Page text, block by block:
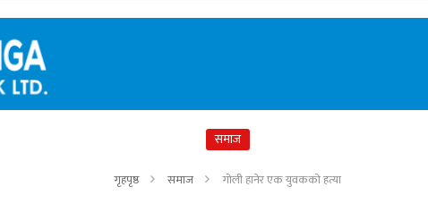
समाज
गृहपृष्ठ समाज गोली हानेर एक युवकको हत्या